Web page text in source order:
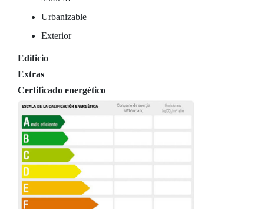
Urbanizable
Exterior
Edificio
Extras
Certificado energético